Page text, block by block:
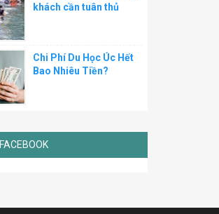
khách cần tuân thủ
Chi Phí Du Học Úc Hết
Bao Nhiêu Tiền?
FACEBOOK